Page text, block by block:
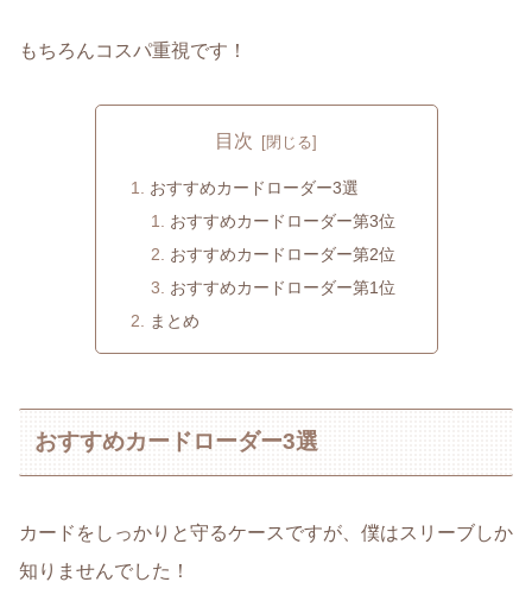
もちろんコスパ重視です！
目次
おすすめカードローダー3選
おすすめカードローダー第3位
おすすめカードローダー第2位
おすすめカードローダー第1位
まとめ
おすすめカードローダー3選
カードをしっかりと守るケースですが、僕はスリーブしか
知りませんでした！